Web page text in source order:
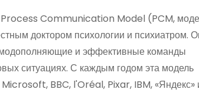
Process Communication Model (PCM,
доктором психологии и психиатром.
и эффективные команды
ситуациях. С каждым годом эта модель
BBC, l'Oréal, Pixar, IBM, «Яндекс»